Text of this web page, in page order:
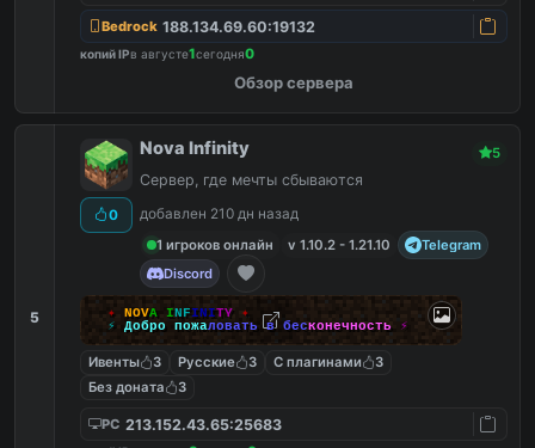
Bedrock 188.134.69.60:19132
копий IPв августе1сегодня0
Обзор сервера
5
0
Nova Infinity 5
Сервер, где мечты сбываются
добавлен 210 дн назад
1 игроков онлайн
v 1.10.2 - 1.21.10
Telegram
Discord
✦ NOVA INFINITY
✦
⚡
Добро пожаловать в бесконечность ⚡
Ивенты 3 Русские 3 С плагинами
3
Без доната
3
PC 213.152.43.65:25683